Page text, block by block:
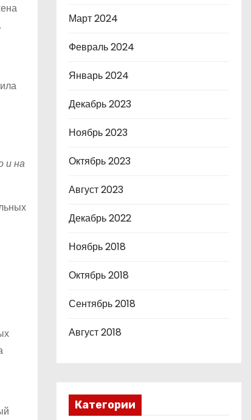
и на
Март 2024
Февраль 2024
Январь 2024
Декабрь 2023
Ноябрь 2023
Октябрь 2023
Август 2023
Декабрь 2022
Ноябрь 2018
Октябрь 2018
Сентябрь 2018
Август 2018
Категории